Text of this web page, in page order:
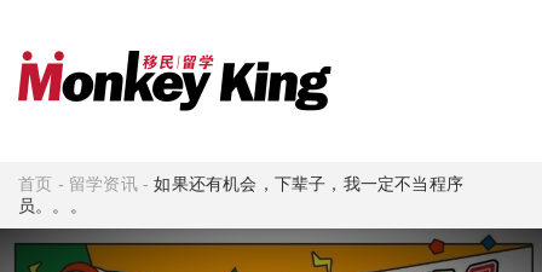
首页 - 留学资讯-如果还有机会，下辈子，我一定不当程序
员。。。